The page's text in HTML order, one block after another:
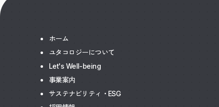
ホーム
ユタコロジーについて
Let's Well-being
事業案内
サステナビリティ・ESG